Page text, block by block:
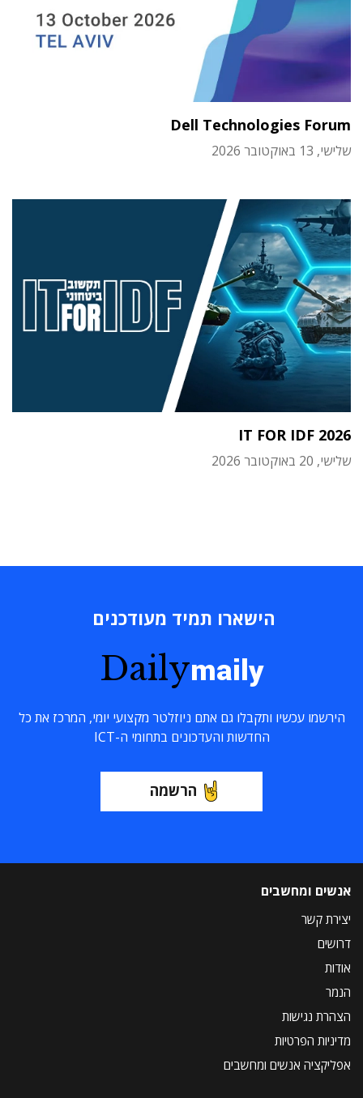
Dell Technologies Forum
שלישי, 13 באוקטובר 2026
IT FOR IDF 2026
שלישי, 20 באוקטובר 2026
הישארו תמיד מעודכנים
Dailymaily
הירשמו עכשיו ותקבלו גם אתם ניוזלטר מקצועי יומי, המרכז את כל
החדשות והעדכונים בתחומי ה-ICT
הרשמה
אנשים ומחשבים
יצירת קשר
דרושים
אודות
הנמר
הצהרת נגישות
מדיניות הפרטיות
אפליקציה אנשים ומחשבים